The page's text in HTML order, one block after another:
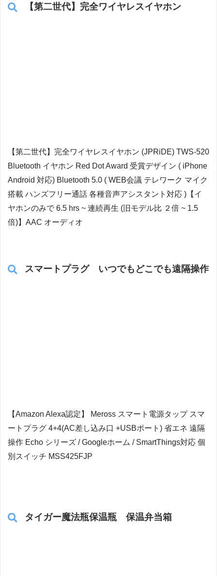
【第二世代】完全ワイヤレスイヤホン
【第二世代】完全ワイヤレスイヤホン (JPRiDE) TWS-520
Bluetooth イヤホン Red Dot Award 受賞デザイン ( iPhone
Android 対応) Bluetooth 5.0 ( WEB会議 テレワーク マイク
搭載 ハンズフリー通話 各種音声アシスタント対応 )【イ
ヤホンのみで 6.5 hrs ~ 連続再生 (旧モデル比 ２倍 ~ 1.5
倍)】AAC オーディオ
スマートプラグ いつでもどこでも遠隔操作
【Amazon Alexa認定】 Meross スマート電源タップ スマ
ートプラグ 4+4(AC差し込み口 +USBポート) 省エネ 遠隔
操作 Echo シリーズ / Googleホーム / SmartThings対応 個
別スイッチ MSS425FJP
タイガー魔法瓶保温瓶 保温弁当箱